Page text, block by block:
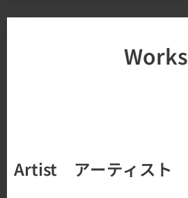
Works
Artist アーティスト